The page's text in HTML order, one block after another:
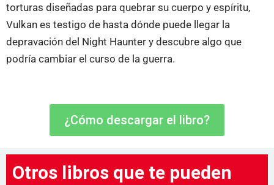
torturas diseñadas para quebrar su cuerpo y espíritu,
Vulkan es testigo de hasta dónde puede llegar la
depravación del Night Haunter y descubre algo que
podría cambiar el curso de la guerra.
¿Cómo descargar el libro?
Otros libros que te pueden